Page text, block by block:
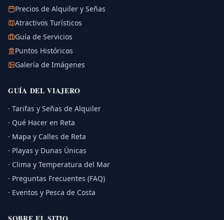
Precios de Alquiler y Señas
Atractivos Turísticos
Guía de Servicios
Puntos Históricos
Galería de Imágenes
GUÍA DEL VIAJERO
· Tarifas y Señas de Alquiler
· Qué Hacer en Reta
· Mapa y Calles de Reta
· Playas y Dunas Únicas
· Clima y Temperatura del Mar
· Preguntas Frecuentes (FAQ)
· Eventos y Pesca de Costa